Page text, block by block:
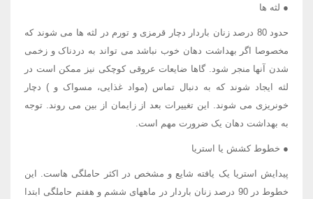
● لثه ها
حدود 80 درصد زنان باردار دچار قرمزی و تورم در لثه ها می شوند که
مخصوصا اگر بهداشت دهان خوب نباشد می تواند به دردناک و زخمی
شدن آنها منجر شود. گاها ضایعات عروقی کوچکی نیز ممکن است در
لثه ایجاد شوند که به دنبال تماس (مواد غذایی، مسواک و ) دچار
خونریزی می شوند. این تغییرات بعد از زایمان از بین می روند. توجه
به بهداشت دهان یک ضرورت مهم است.
● خطوط کشش یا استریا
پیدایش استریا یک یافته شایع و مشخص در اکثر حاملگی هاست. این
خطوط در 90 درصد زنان باردار در ماههای ششم و هفتم حاملگی ابتدا